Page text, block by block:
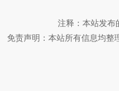
注释：本站发布
免责声明：本站所有信息均